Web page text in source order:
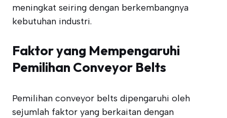
meningkat seiring dengan berkembangnya
kebutuhan industri.
Faktor yang Mempengaruhi
Pemilihan Conveyor Belts
Pemilihan conveyor belts dipengaruhi oleh
sejumlah faktor yang berkaitan dengan